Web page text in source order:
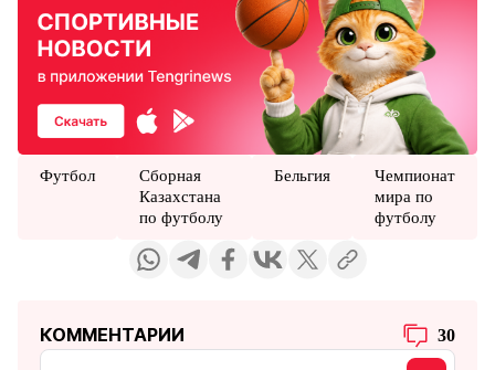
Футбол
Сборная
Казахстана
по футболу
Бельгия
Чемпионат
мира по
футболу
КОММЕНТАРИИ 30